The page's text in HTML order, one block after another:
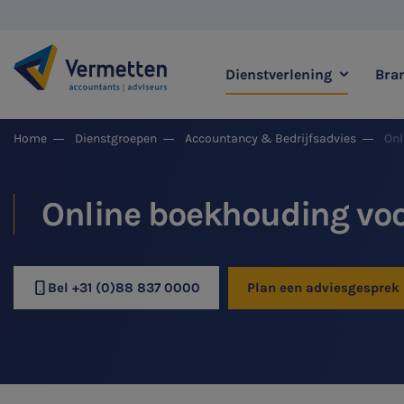
|
Dienstverlening
Meest gezochte thema's
Corporate Finance
Home Dienstgroepen Accountancy & Bedrijfsadvies
Online boekhouding
Bel +31 (0)88 837 0000 Plan een adviesgesprek